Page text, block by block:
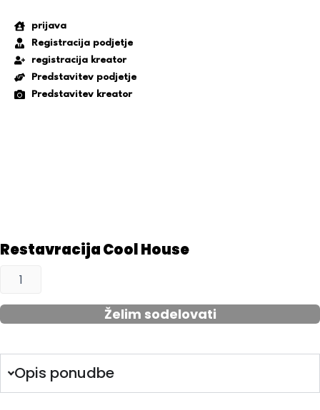
prijava
Registracija podjetje
registracija kreator
Predstavitev podjetje
Predstavitev kreator
Restavracija Cool House
Restavracija
Cool
Želim sodelovati
Opis ponudbe